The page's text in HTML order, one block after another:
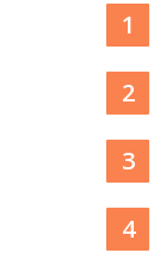
1
2
3
4